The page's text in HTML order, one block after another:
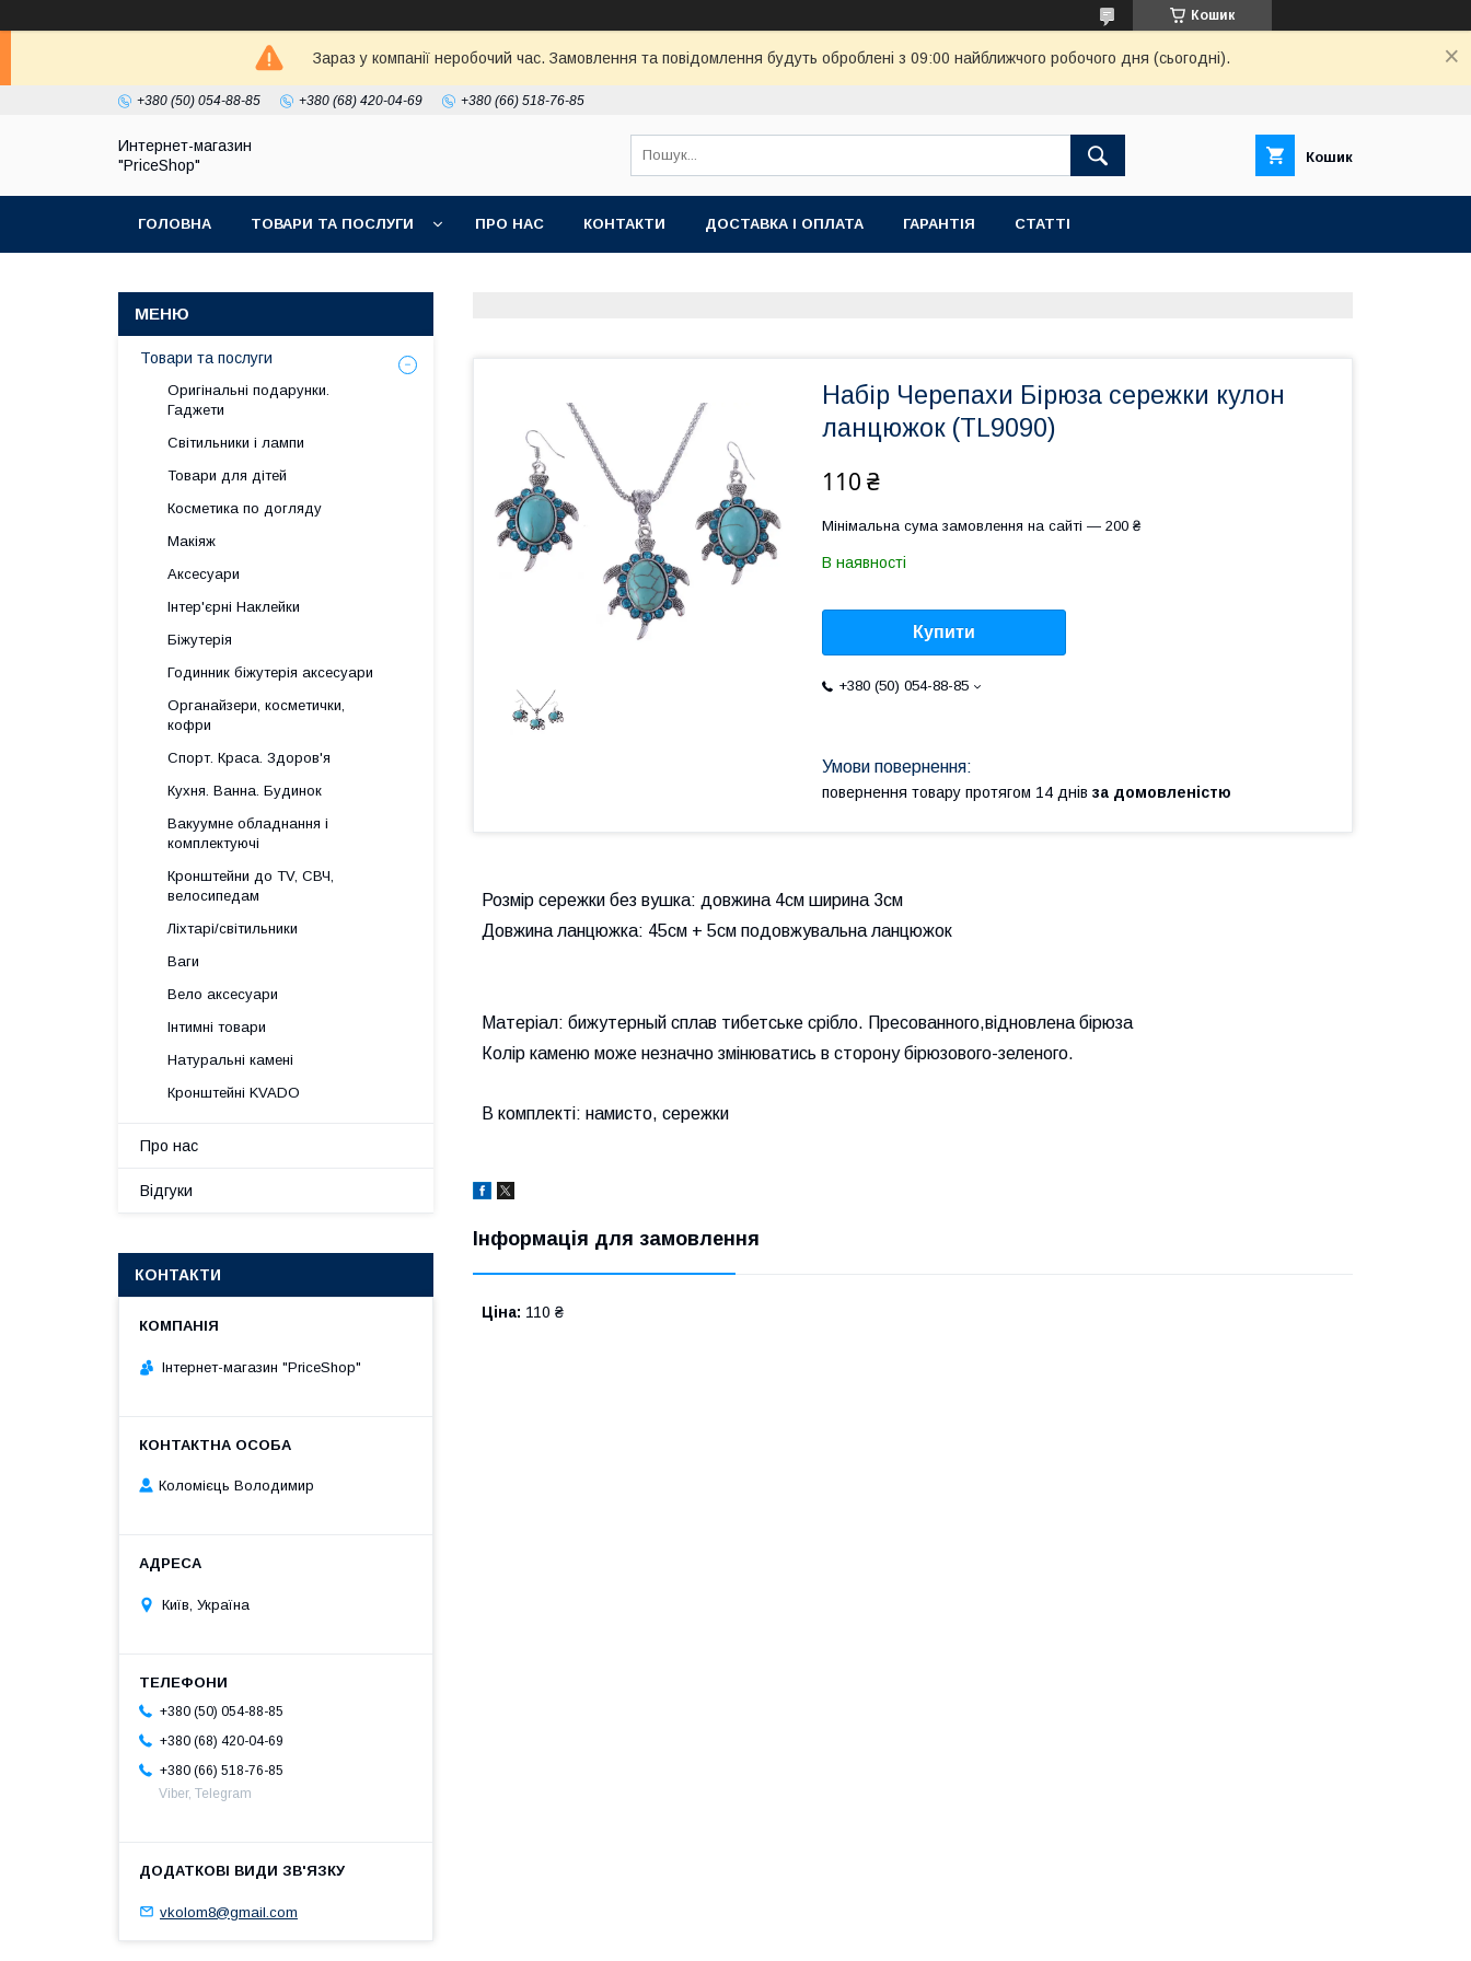
Кошик
Зараз у компанії неробочий час. Замовлення та повідомлення будуть оброблені з 09:00 найближчого робочого дня (сьогодні).
+380 (50) 054-88-85 +380 (68) 420-04-69 +380 (66) 518-76-85
Интернет-магазин
"PriceShop"
Кошик
ГОЛОВНА ТОВАРИ ТА ПОСЛУГИ ПРО НАС КОНТАКТИ ДОСТАВКА І ОПЛАТА ГАРАНТІЯ СТАТТІ
Набір Черепахи Бірюза сережки кулон
ланцюжок (TL9090)
110 ₴
Мінімальна сума замовлення на сайті — 200 ₴
В наявності
Купити
+380 (50) 054-88-85
повернення товару протягом 14 днів за домовленістю
Розмір сережки без вушка: довжина 4см ширина 3см
Довжина ланцюжка: 45см + 5см подовжувальна ланцюжок
Матеріал: бижутерный сплав тибетське срібло. Пресованного,відновлена бірюза
Колір каменю може незначно змінюватись в сторону бірюзового-зеленого.
В комплекті: намисто, сережки
Інформація для замовлення
Ціна: 110 ₴
Товари та послуги
Оригінальні подарунки.
Гаджети
Світильники і лампи
Товари для дітей
Косметика по догляду
Макіяж
Аксесуари
Інтер'єрні Наклейки
Біжутерія
Годинник біжутерія аксесуари
Органайзери, косметички,
кофри
Спорт. Краса. Здоров'я
Кухня. Ванна. Будинок
Вакуумне обладнання і
комплектуючі
Кронштейни до TV, СВЧ,
велосипедам
Ліхтарі/світильники
Ваги
Вело аксесуари
Інтимні товари
Натуральні камені
Кронштейні KVADO
Про нас
Відгуки
КОНТАКТИ
Інтернет-магазин "PriceShop"
Коломієць Володимир
Київ, Україна
+380 (50) 054-88-85
+380 (68) 420-04-69
+380 (66) 518-76-85
Viber, Telegram
vkolom8@gmail.com